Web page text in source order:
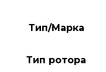
Тип/Марка
Тип ротора